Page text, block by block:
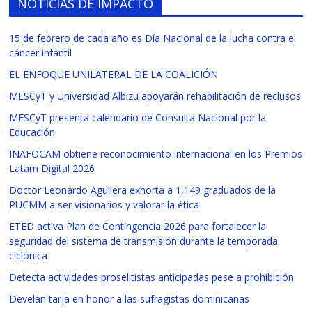
NOTICIAS DE IMPACTO
15 de febrero de cada año es Día Nacional de la lucha contra el
cáncer infantil
EL ENFOQUE UNILATERAL DE LA COALICIÓN
MESCyT y Universidad Albizu apoyarán rehabilitación de reclusos
MESCyT presenta calendario de Consulta Nacional por la
Educación
INAFOCAM obtiene reconocimiento internacional en los Premios
Latam Digital 2026
Doctor Leonardo Aguilera exhorta a 1,149 graduados de la
PUCMM a ser visionarios y valorar la ética
ETED activa Plan de Contingencia 2026 para fortalecer la
seguridad del sistema de transmisión durante la temporada
ciclónica
Detecta actividades proselitistas anticipadas pese a prohibición
Develan tarja en honor a las sufragistas dominicanas